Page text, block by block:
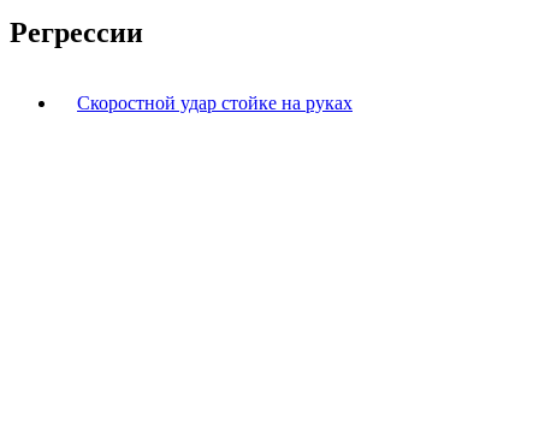
Регрессии
Скоростной удар стойке на руках